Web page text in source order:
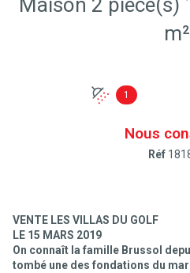
Maison 2 pièce(s) 1 chambre(s) 26
m²
1
Nous
Réf
VENTE LES VILLAS DU GOLF
LE 15 MARS 2019
On connaît la famille Brussol
tombé une des fondations du